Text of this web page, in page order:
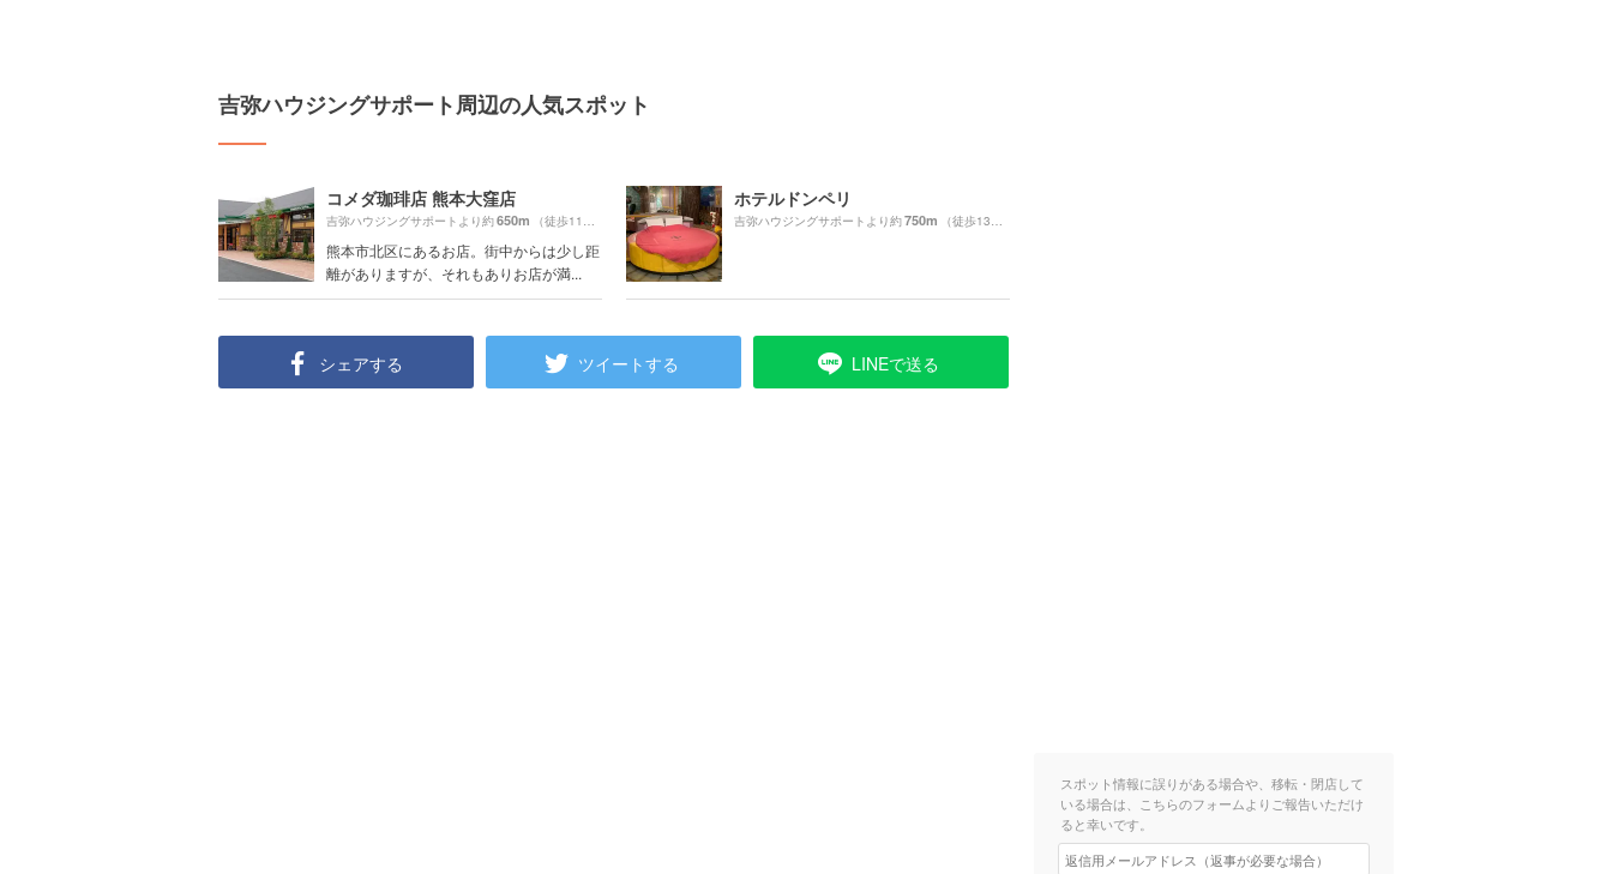
吉弥ハウジングサポート周辺の人気スポット
コメダ珈琲店 熊本大窪店
吉弥ハウジングサポートより約650m （徒歩11分）
熊本市北区にあるお店。街中からは少し距
離がありますが、それもありお店が満...
ホテルドンペリ
吉弥ハウジングサポートより約750m （徒歩13分）
シェアする ツイートする LINEで送る
スポット情報に誤りがある場合や、移転・閉店して
いる場合は、こちらのフォームよりご報告いただけ
ると幸いです。